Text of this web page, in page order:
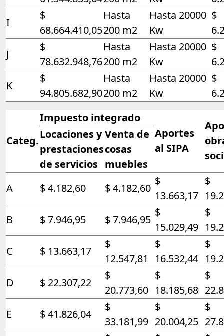
I
$
68.664.410,05
Hasta
200 m2
Hasta 20000
Kw
$
J
$
78.632.948,76
Hasta
200 m2
Hasta 20000
Kw
$
K
$
94.805.682,90
Hasta
200 m2
Hasta 20000
Kw
$
Categ.
Impuesto integrado
Aportes
al SIPA
Locaciones y
prestaciones
de servicios
Venta de
cosas
muebles
A
$ 4.182,60 $ 4.182,60
$
13.663,17
$
B
$ 7.946,95 $ 7.946,95
$
15.029,49
$
C
$ 13.663,17
$
12.547,81
$
16.532,44
$
D
$ 22.307,22
$
20.773,60
$
18.185,68
$
E
$ 41.826,04
$
33.181,99
$
20.004,25
$